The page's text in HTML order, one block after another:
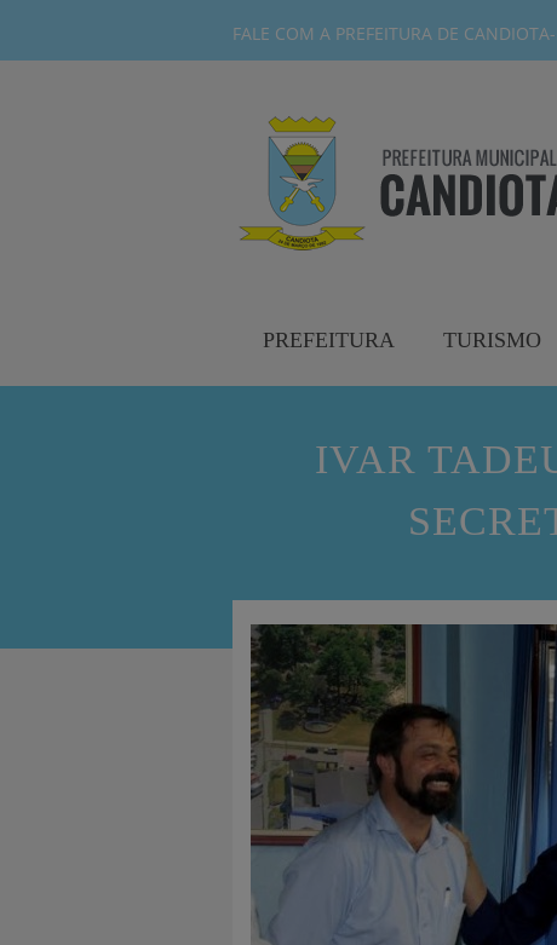
FALE COM A PREFEITURA DE
PREFEITURA TURISMO
IVAR